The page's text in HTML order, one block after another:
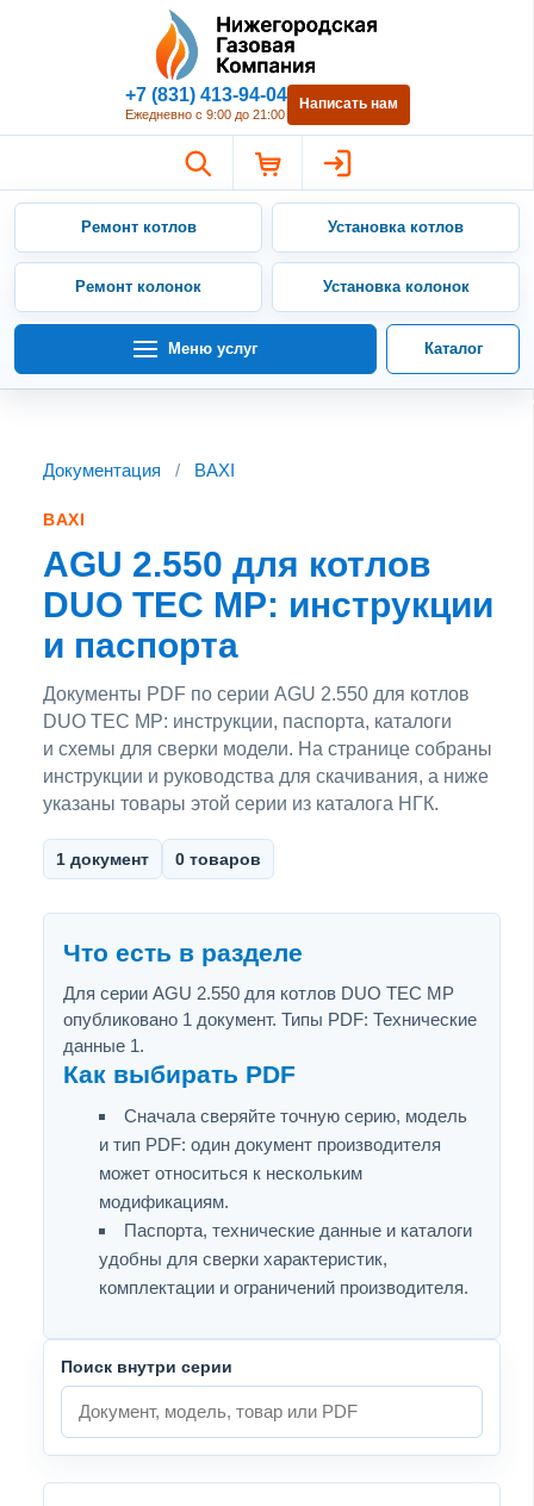
Нижегородская Газовая
+7 (831) 413-94-04
Ежедневно с 9:00 до 21:00
Написать нам
Ремонт котлов Установка котлов
Ремонт колонок Установка колонок
Меню услуг Каталог
Документация / BAXI
BAXI
AGU 2.550 для котлов
DUO TEC MP: инструкции
и паспорта
Документы PDF по серии AGU 2.550 для котлов
DUO TEC MP: инструкции, паспорта, каталоги
и схемы для сверки модели. На странице собраны
инструкции и руководства для скачивания, а ниже
указаны товары этой серии из каталога НГК.
1 документ 0 товаров
Что есть в разделе
Для серии AGU 2.550 для котлов DUO TEC MP
опубликовано 1 документ. Типы PDF: Технические
данные 1.
Как выбирать PDF
Сначала сверяйте точную серию, модель
и тип PDF: один документ производителя
может относиться к нескольким
модификациям.
Паспорта, технические данные и каталоги
удобны для сверки характеристик,
комплектации и ограничений производителя.
Поиск внутри серии